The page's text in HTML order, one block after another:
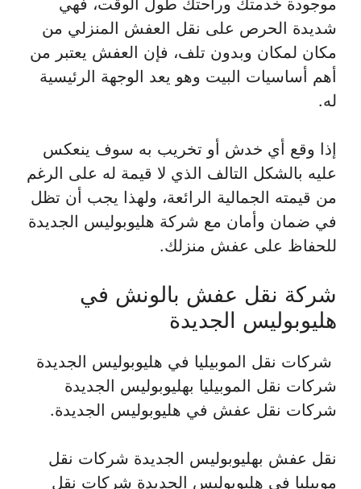
موجودة خدمتك وراحتك طول الوقت، فهي
شديدة الحرص على نقل العفش المنزلي من
مكان لمكان وبدون تلف، فإن العفش يعتبر من
أهم أساسيات البيت وهو يعد الوجهة الرئيسية
له.
إذا وقع أي خدش أو تخريب به سوف ينعكس
عليه بالشكل التالف الذي لا قيمة له على الرغم
من قيمته الجمالية الرائعة، ولهذا يجب أن تظل
في ضمان وأمان مع شركة هليوبوليس الجديدة
للحفاظ على عفش منزلك.
شركة نقل عفش بالونش في
هليوبوليس الجديدة
شركات نقل الموبيليا في هليوبوليس الجديدة
شركات نقل الموبيليا بهليوبوليس الجديدة
شركات نقل عفش في هليوبوليس الجديدة.
نقل عفش بهليوبوليس الجديدة شركات نقل
موبيليا في هليوبوليس الجديدة شركات نقل